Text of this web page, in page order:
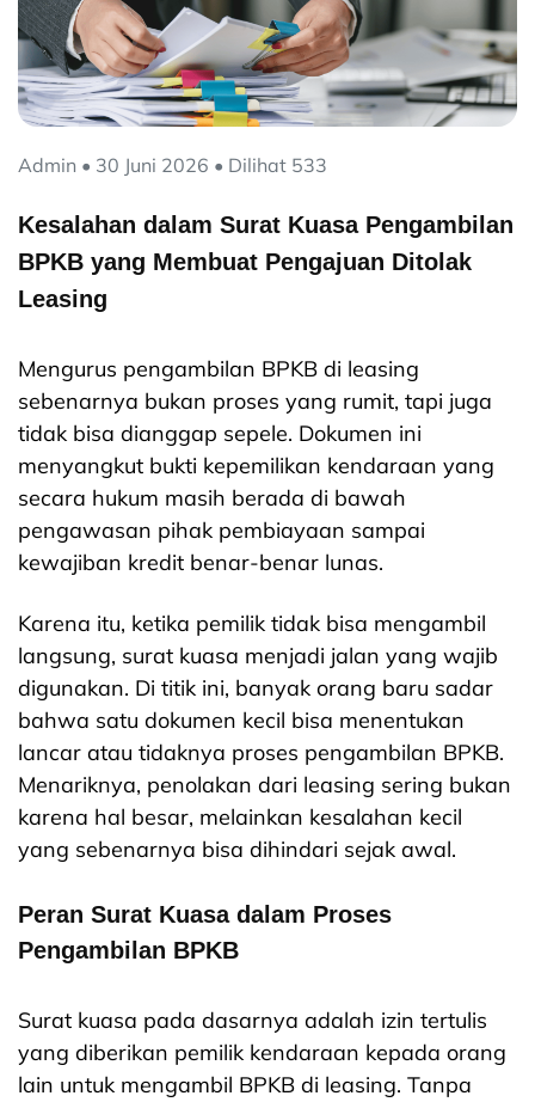
Admin • 30 Juni 2026 • Dilihat 533
Kesalahan dalam Surat Kuasa Pengambilan
BPKB yang Membuat Pengajuan Ditolak
Leasing
Mengurus pengambilan BPKB di leasing
sebenarnya bukan proses yang rumit, tapi juga
tidak bisa dianggap sepele. Dokumen ini
menyangkut bukti kepemilikan kendaraan yang
secara hukum masih berada di bawah
pengawasan pihak pembiayaan sampai
kewajiban kredit benar-benar lunas.
Karena itu, ketika pemilik tidak bisa mengambil
langsung, surat kuasa menjadi jalan yang wajib
digunakan. Di titik ini, banyak orang baru sadar
bahwa satu dokumen kecil bisa menentukan
lancar atau tidaknya proses pengambilan BPKB.
Menariknya, penolakan dari leasing sering bukan
karena hal besar, melainkan kesalahan kecil
yang sebenarnya bisa dihindari sejak awal.
Peran Surat Kuasa dalam Proses
Pengambilan BPKB
Surat kuasa pada dasarnya adalah izin tertulis
yang diberikan pemilik kendaraan kepada orang
lain untuk mengambil BPKB di leasing. Tanpa